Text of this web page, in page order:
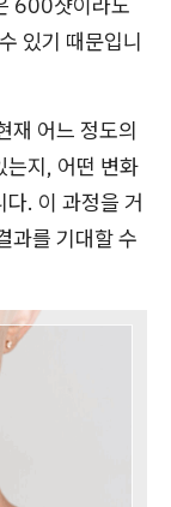
있기 때문입니
재 어느 정도의
는지, 어떤 변화
. 이 과정을 거
과를 기대할 수